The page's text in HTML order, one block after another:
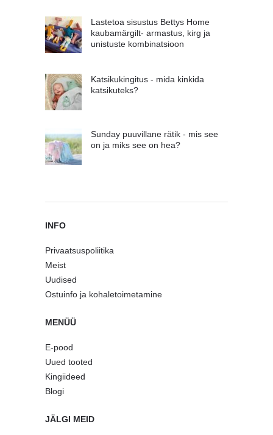
Lastetoa sisustus Bettys Home
kaubamärgilt- armastus, kirg ja
unistuste kombinatsioon
Katsikukingitus - mida kinkida
katsikuteks?
Sunday puuvillane rätik - mis see
on ja miks see on hea?
INFO
Privaatsuspoliitika
Meist
Uudised
Ostuinfo ja kohaletoimetamine
MENÜÜ
E-pood
Uued tooted
Kingiideed
Blogi
JÄLGI MEID